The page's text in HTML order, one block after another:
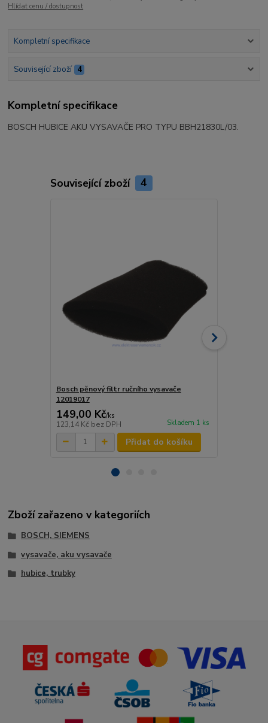
Hlídat cenu / dostupnost
Kompletní specifikace
Související zboží 4
Kompletní specifikace
BOSCH HUBICE AKU VYSAVAČE PRO TYPU BBH21830L/03.
Související zboží 4
Bosch pěnový filtr ručního vysavače
12019017
149,00 Kč/ks
123,14 Kč bez DPH Skladem 1 ks
Přidat do košíku
Zboží zařazeno v kategoriích
BOSCH, SIEMENS
vysavače, aku vysavače
hubice, trubky